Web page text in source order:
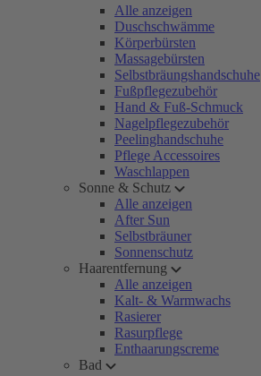
Alle anzeigen
Duschschwämme
Körperbürsten
Massagebürsten
Selbstbräungshandschuhe
Fußpflegezubehör
Hand & Fuß-Schmuck
Nagelpflegezubehör
Peelinghandschuhe
Pflege Accessoires
Waschlappen
Sonne & Schutz
Alle anzeigen
After Sun
Selbstbräuner
Sonnenschutz
Haarentfernung
Alle anzeigen
Kalt- & Warmwachs
Rasierer
Rasurpflege
Enthaarungscreme
Bad